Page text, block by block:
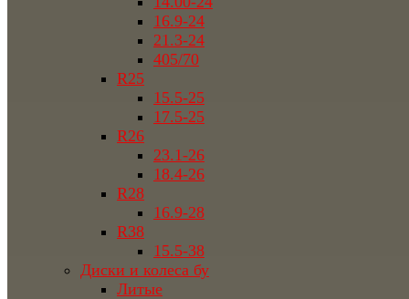
16.9-24
21.3-24
405/70
R25
15.5-25
17.5-25
R26
23.1-26
18.4-26
R28
16.9-28
R38
15.5-38
Диски и колеса бу
Литые